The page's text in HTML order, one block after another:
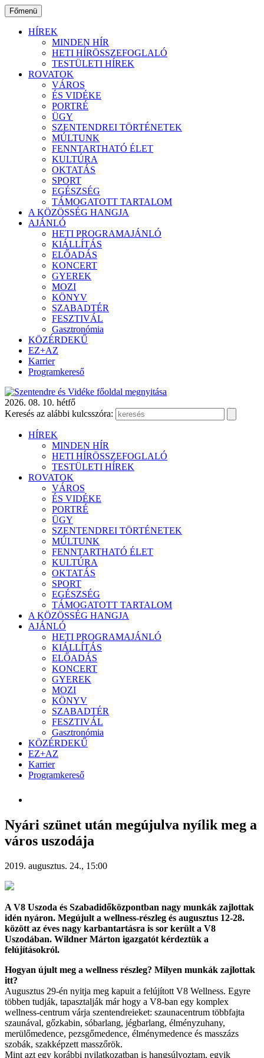
Ugrás
a
tartalomhoz
Főmenü
HÍREK
MINDEN HÍR
HETI HÍRÖSSZEFOGLALÓ
TESTÜLETI HÍREK
ROVATOK
VÁROS
ÉS VIDÉKE
PORTRÉ
ÜGY
SZENTENDREI TÖRTÉNETEK
MÚLTUNK
FENNTARTHATÓ ÉLET
KULTÚRA
OKTATÁS
SPORT
EGÉSZSÉG
TÁMOGATOTT TARTALOM
A KÖZÖSSÉG HANGJA
AJÁNLÓ
HETI PROGRAMAJÁNLÓ
KIÁLLÍTÁS
ELŐADÁS
KONCERT
GYEREK
MOZI
KÖNYV
SZABADTÉR
FESZTIVÁL
Gasztronómia
KÖZÉRDEKŰ
EZ+AZ
Karrier
Programkereső
2026. 08. 10. hétfő
Keresés az alábbi kulcsszóra:
HÍREK
MINDEN HÍR
HETI HÍRÖSSZEFOGLALÓ
TESTÜLETI HÍREK
ROVATOK
VÁROS
ÉS VIDÉKE
PORTRÉ
ÜGY
SZENTENDREI TÖRTÉNETEK
MÚLTUNK
FENNTARTHATÓ ÉLET
KULTÚRA
OKTATÁS
SPORT
EGÉSZSÉG
TÁMOGATOTT TARTALOM
A KÖZÖSSÉG HANGJA
AJÁNLÓ
HETI PROGRAMAJÁNLÓ
KIÁLLÍTÁS
ELŐADÁS
KONCERT
GYEREK
MOZI
KÖNYV
SZABADTÉR
FESZTIVÁL
Gasztronómia
KÖZÉRDEKŰ
EZ+AZ
Karrier
Programkereső
Nyári szünet után megújulva nyílik meg a
város uszodája
2019. augusztus. 24., 15:00
A V8 Uszoda és Szabadidőközpontban nagy munkák zajlottak
idén nyáron. Megújult a wellness-részleg és augusztus 12-28.
között az éves nagy karbantartásra is sor került a V8
Uszodában. Wildner Márton igazgatót kérdeztük a
felújításokról.
Hogyan újult meg a wellness részleg? Milyen munkák zajlottak
itt?
Augusztus 29-én nyitja meg kapuit a felújított V8 Wellness. Egyre
többen tudják, tapasztalják már hogy a V8-ban egy komplex
wellness-centrum várja szentendreieket: szaunacentrum többfajta
szaunával, gőzkabin, sóbarlang, jégbarlang, élményzuhany,
merülőmedence, pezsgőmedence, élménymedence és masszázs
szobák, szakképzett masszőrök.
Mint azt egy korábbi nyilatkozatban is hangsúlyoztam, egyik